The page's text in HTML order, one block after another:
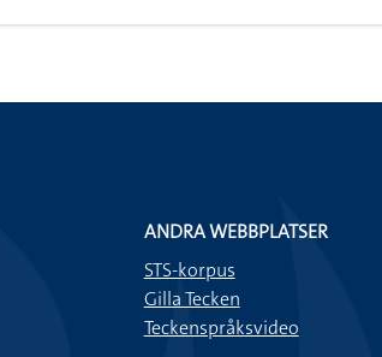
ANDRA WEBBPLATSER
STS-korpus
Gilla Tecken
Teckenspråksvideo